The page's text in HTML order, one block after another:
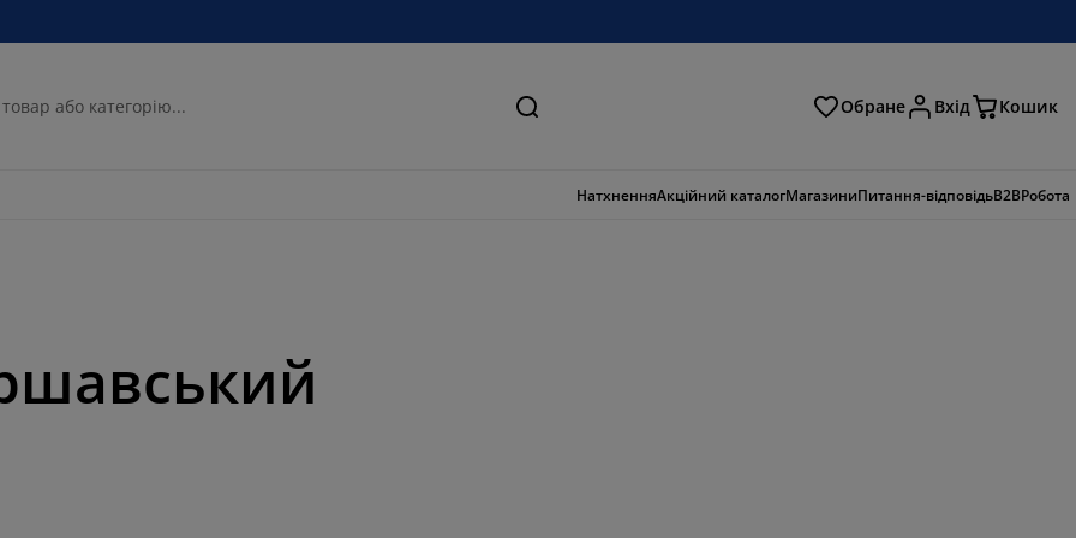
Пошук Обране Вхід Кошик
НатхненняАкційний каталогМагазиниПитання-відповідьB2BРобота